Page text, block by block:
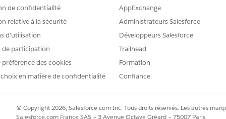
la synchronisation des dépenses en utilisant l'intégration
application d'intégration prédéfinie, Concur Expense Sync, qui
commerciaux de gérer de façon transparente les dépenses
Concur Expense Sync est déployée en utilisant MuleSoft
cohérence des données et la conformité des politiques entre les
dépenses pour l'intégration Concur
vous que les dépenses sont accessibles depuis une page de
de confidentialité
relative à la sécurité
d’utilisation
de participation
des cookies
choix en matière de confidentialité
AppExchange
Administrateurs Salesforce
Développeurs Salesforce
Trailhead
Formation
Confiance
© Copyright 2026, Salesforce.com Inc. Tous droits réservés. Les autres
Salesforce.com France SAS – 3 Avenue Octave Gréard – 75007 Paris